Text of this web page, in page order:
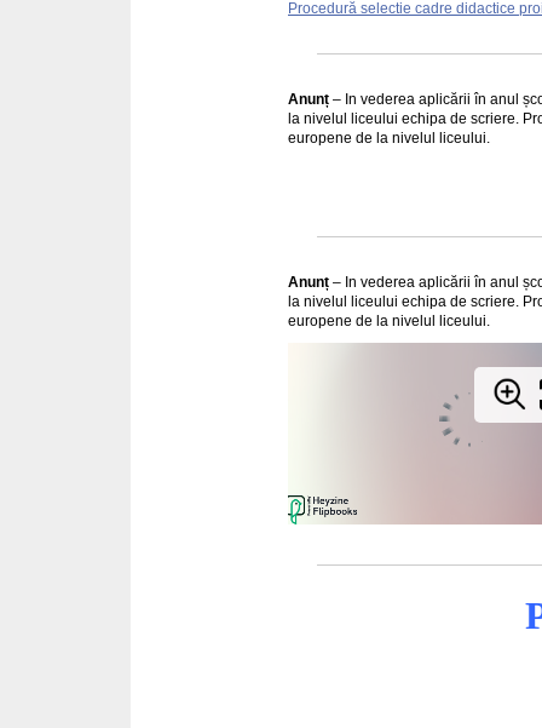
Procedură selectie cadre didactice
Anunț – In vederea aplicării în anul
la nivelul liceului echipa de scriere.
europene de la nivelul liceului.
Anunț – In vederea aplicării în anul
la nivelul liceului echipa de scriere.
europene de la nivelul liceului.